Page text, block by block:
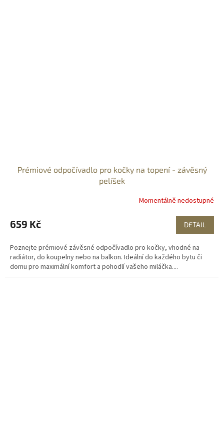
Prémiové odpočívadlo pro kočky na topení - závěsný
pelíšek
Momentálně nedostupné
659 Kč DETAIL
Poznejte prémiové závěsné odpočívadlo pro kočky, vhodné na
radiátor, do koupelny nebo na balkon. Ideální do každého bytu či
domu pro maximální komfort a pohodlí vašeho miláčka....